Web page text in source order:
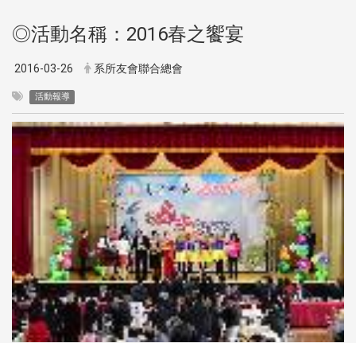
◎活動名稱：2016春之饗宴
2016-03-26 系所友會聯合總會
活動報導